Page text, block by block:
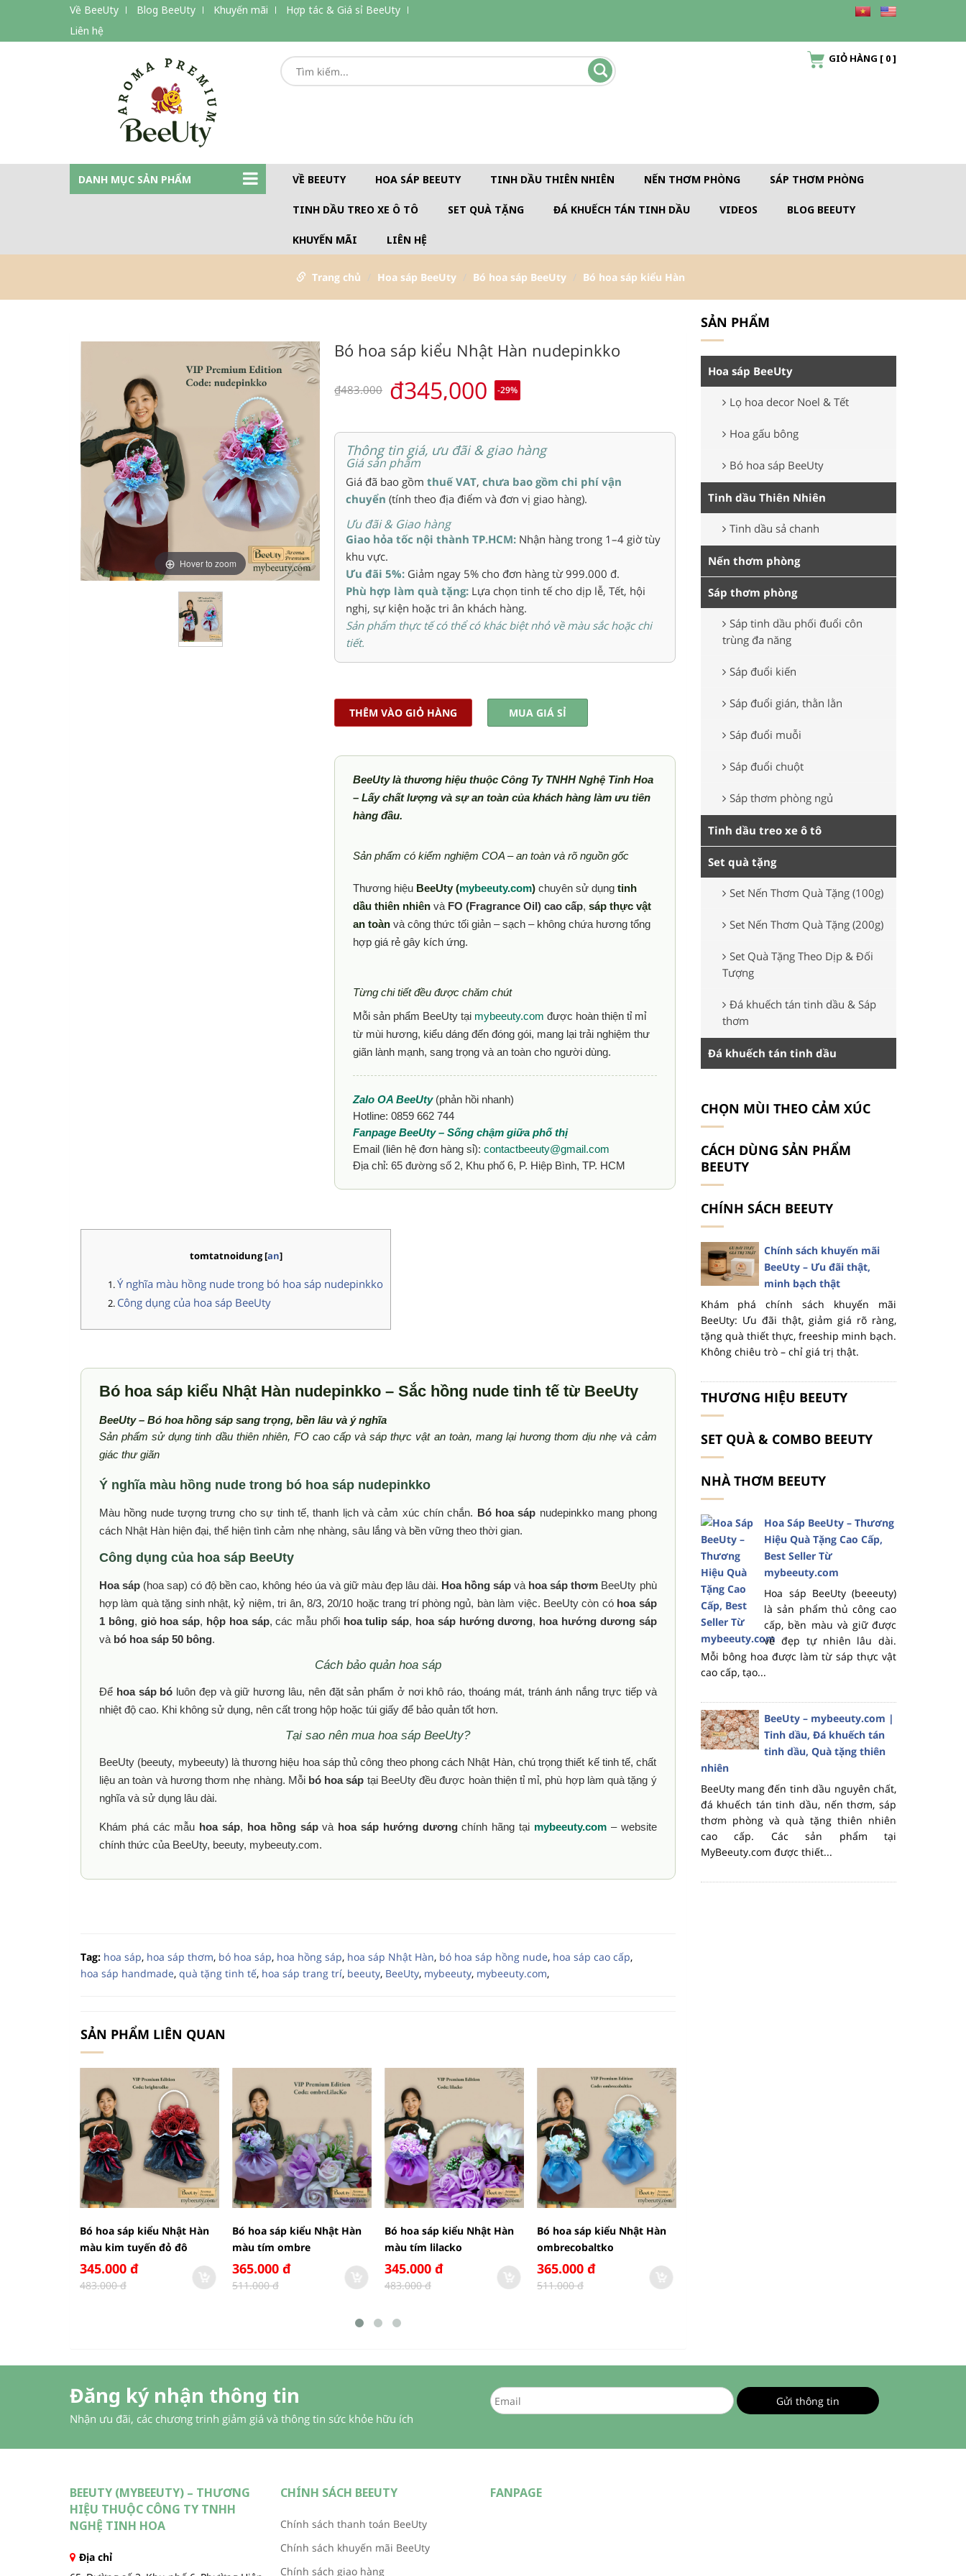
Về BeeUty Blog BeeUty Khuyến mãi
Hợp tác & Giá sỉ BeeUty
Liên hệ
GIỎ HÀNG [ 0]
DANH MỤC SẢN PHẨM VỀ BEEUTY HOA SÁP BEEUTY TINH DẦU THIÊN NHIÊN NẾN THƠM PHÒNG SÁP THƠM PHÒNG
TINH DẦU TREO XE Ô TÔ SET QUÀ TẶNG ĐÁ KHUẾCH TÁN TINH DẦU VIDEOS BLOG BEEUTY
KHUYẾN MÃI LIÊN HỆ
Trang chủ Hoa sáp BeeUty Bó hoa sáp BeeUty Bó hoa sáp kiểu Hàn
Hover to zoom
Bó hoa sáp kiểu Nhật Hàn nudepinkko
₫483.000 ₫345,000 -29%
Thông tin giá, ưu đãi & giao hàng
Giá sản phẩm
Giá đã bao gồmthuế VAT,chưa bao gồm chi phí vận
chuyển (tính theo địa điểm và đơn vị giao hàng).
Ưu đãi & Giao hàng
Giao hỏa tốc nội thành TP.HCM: Nhận hàng trong 1–4 giờ tùy
khu vực.
Ưu đãi 5%: Giảm ngay 5% cho đơn hàng từ 999.000 đ.
Phù hợp làm quà tặng: Lựa chọn tinh tế cho dịp lễ, Tết, hội
nghị, sự kiện hoặc tri ân khách hàng.
Sản phẩm thực tế có thể có khác biệt nhỏ về màu sắc hoặc chi
tiết.
THÊM VÀO GIỎ HÀNG MUA GIÁ SỈ
BeeUty là thương hiệu thuộc Công Ty TNHH Nghệ Tinh Hoa
– Lấy chất lượng và sự an toàn của khách hàng làm ưu tiên
hàng đầu.
Sản phẩm có kiểm nghiệm COA – an toàn và rõ nguồn gốc
Thương hiệu BeeUty (mybeeuty.com) chuyên sử dụngtinh
dầu thiên nhiênvà FO (Fragrance Oil) cao cấp,sáp thực vật
an toàn và công thức tối giản – sạch – không chứa hương tổng
hợp giá rẻ gây kích ứng.
Từng chi tiết đều được chăm chút
Mỗi sản phẩm BeeUty tại mybeeuty.com được hoàn thiện tỉ mỉ
từ mùi hương, kiểu dáng đến đóng gói, mang lại trải nghiệm thư
giãn lành mạnh, sang trọng và an toàn cho người dùng.
Zalo OA BeeUty(phản hồi nhanh)
Hotline: 0859 662 744
Fanpage BeeUty – Sống chậm giữa phố thị
Email (liên hệ đơn hàng sỉ):contactbeeuty@gmail.com
Địa chỉ: 65 đường số 2, Khu phố 6, P. Hiệp Bình, TP. HCM
tomtatnoidung[an]
Ý nghĩa màu hồng nude trong bó hoa sáp nudepinkko
Công dụng của hoa sáp BeeUty
Bó hoa sáp kiểu Nhật Hàn nudepinkko – Sắc hồng nude tinh tế từ BeeUty
BeeUty – Bó hoa hồng sáp sang trọng, bền lâu và ý nghĩa
Sản phẩm sử dụng tinh dầu thiên nhiên, FO cao cấp và sáp thực vật an toàn, mang lại hương thơm dịu nhẹ và cảm
giác thư giãn
Ý nghĩa màu hồng nude trong bó hoa sáp nudepinkko
Màu hồng nude tượng trưng cho sự tinh tế, thanh lịch và cảm xúc chín chắn. Bó hoa sáp nudepinkko mang phong
cách Nhật Hàn hiện đại, thể hiện tình cảm nhẹ nhàng, sâu lắng và bền vững theo thời gian.
Công dụng của hoa sáp BeeUty
Hoa sáp (hoa sap) có độ bền cao, không héo úa và giữ màu đẹp lâu dài. Hoa hồng sáp và hoa sáp thơm BeeUty phù
hợp làm quà tặng sinh nhật, kỷ niệm, tri ân, 8/3, 20/10 hoặc trang trí phòng ngủ, bàn làm việc. BeeUty còn có hoa sáp
1 bông, giỏ hoa sáp, hộp hoa sáp, các mẫu phối hoa tulip sáp, hoa sáp hướng dương, hoa hướng dương sáp
và bó hoa sáp 50 bông.
Cách bảo quản hoa sáp
Để hoa sáp bó luôn đẹp và giữ hương lâu, nên đặt sản phẩm ở nơi khô ráo, thoáng mát, tránh ánh nắng trực tiếp và
nhiệt độ cao. Khi không sử dụng, nên cất trong hộp hoặc túi giấy để bảo quản tốt hơn.
Tại sao nên mua hoa sáp BeeUty?
BeeUty (beeuty, mybeeuty) là thương hiệu hoa sáp thủ công theo phong cách Nhật Hàn, chú trọng thiết kế tinh tế, chất
liệu an toàn và hương thơm nhẹ nhàng. Mỗi bó hoa sáp tại BeeUty đều được hoàn thiện tỉ mỉ, phù hợp làm quà tặng ý
nghĩa và sử dụng lâu dài.
Khám phá các mẫu hoa sáp, hoa hồng sápvà hoa sáp hướng dươngchính hãng tại mybeeuty.com – website
chính thức của BeeUty, beeuty, mybeeuty.com.
Tag: hoa sáp, hoa sáp thơm, bó hoa sáp, hoa hồng sáp, hoa sáp Nhật Hàn, bó hoa sáp hồng nude, hoa sáp cao cấp,
hoa sáp handmade, quà tặng tinh tế, hoa sáp trang trí, beeuty, BeeUty, mybeeuty, mybeeuty.com,
SẢN PHẨM LIÊN QUAN
Bó hoa sáp kiểu Nhật Hàn
màu kim tuyến đỏ đô
345.000 đ
483.000 đ
Bó hoa sáp kiểu Nhật Hàn
màu tím ombre
365.000 đ
511.000 đ
Bó hoa sáp kiểu Nhật Hàn
màu tím lilacko
345.000 đ
483.000 đ
Bó hoa sáp kiểu Nhật Hàn
ombrecobaltko
365.000 đ
511.000 đ
SẢN PHẨM
Hoa sáp BeeUty
Lọ hoa decor Noel & Tết
Hoa gấu bông
Bó hoa sáp BeeUty
Tinh dầu Thiên Nhiên
Tinh dầu sả chanh
Nến thơm phòng
Sáp thơm phòng
Sáp tinh dầu phối đuổi côn
trùng đa năng
Sáp đuổi kiến
Sáp đuổi gián, thằn lằn
Sáp đuổi muỗi
Sáp đuổi chuột
Sáp thơm phòng ngủ
Tinh dầu treo xe ô tô
Set quà tặng
Set Nến Thơm Quà Tặng (100g)
Set Nến Thơm Quà Tặng (200g)
Set Quà Tặng Theo Dịp & Đối
Tượng
Đá khuếch tán tinh dầu & Sáp
thơm
Đá khuếch tán tinh dầu
CHỌN MÙI THEO CẢM XÚC
CÁCH DÙNG SẢN PHẨM
BEEUTY
CHÍNH SÁCH BEEUTY
Chính sách khuyến mãi
BeeUty – Ưu đãi thật,
minh bạch thật
Khám phá chính sách khuyến mãi
BeeUty: Ưu đãi thật, giảm giá rõ ràng,
tặng quà thiết thực, freeship minh bạch.
Không chiêu trò – chỉ giá trị thật.
THƯƠNG HIỆU BEEUTY
SET QUÀ & COMBO BEEUTY
NHÀ THƠM BEEUTY
Hoa Sáp BeeUty – Thương
Hiệu Quà Tặng Cao Cấp,
Best Seller Từ
mybeeuty.com
Hoa sáp BeeUty (beeeuty)
là sản phẩm thủ công cao
cấp, bền màu và giữ được
vẻ đẹp tự nhiên lâu dài.
Mỗi bông hoa được làm từ sáp thực vật
cao cấp, tạo...
BeeUty – mybeeuty.com |
Tinh dầu, Đá khuếch tán
tinh dầu, Quà tặng thiên
nhiên
BeeUty mang đến tinh dầu nguyên chất,
đá khuếch tán tinh dầu, nến thơm, sáp
thơm phòng và quà tặng thiên nhiên
cao cấp. Các sản phẩm tại
MyBeeuty.com được thiết...
Đăng ký nhận thông tin
Nhận ưu đãi, các chương trinh giảm giá và thông tin sức khỏe hữu ích
BEEUTY (MYBEEUTY) – THƯƠNG
HIỆU THUỘC CÔNG TY TNHH
NGHỆ TINH HOA
Địa chỉ
CHÍNH SÁCH BEEUTY
Chính sách thanh toán BeeUty
Chính sách khuyến mãi BeeUty
Chính sách giao hàng
FANPAGE